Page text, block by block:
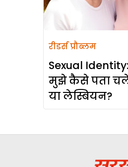
रीडर्स प्रौब्लम
Sexual
मुझे कैसे पता
या लेस्बियन?